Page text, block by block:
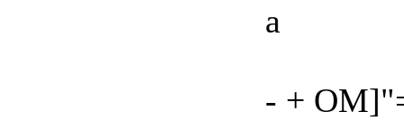
a
- +